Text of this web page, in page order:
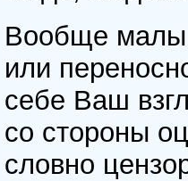
Вообще
или
себе Ваш
со стороны
словно